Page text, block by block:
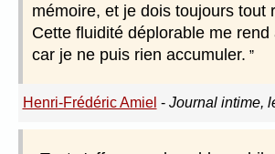
mémoire, et je dois toujours tout
Cette fluidité déplorable me rend
car je ne puis rien accumuler.
Henri-Frédéric Amiel - Journal intime,